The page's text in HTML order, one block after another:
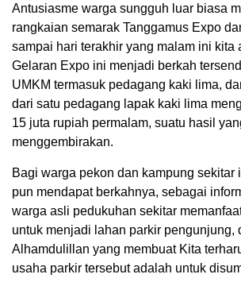
Antusiasme warga sungguh luar biasa
rangkaian semarak Tanggamus Expo
sampai hari terakhir yang malam ini kita
Gelaran Expo ini menjadi berkah
UMKM termasuk pedagang kaki lima,
dari satu pedagang lapak kaki lima
15 juta rupiah permalam, suatu hasil
menggembirakan.
Bagi warga pekon dan kampung sekitar
pun mendapat berkahnya, sebagai
warga asli pedukuhan sekitar
untuk menjadi lahan parkir pengunjung,
Alhamdulillan yang membuat Kita
usaha parkir tersebut adalah untuk